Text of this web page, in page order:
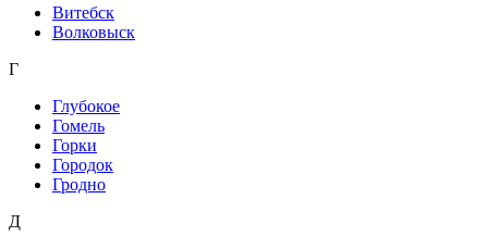
Витебск
Волковыск
Г
Глубокое
Гомель
Горки
Городок
Гродно
Д